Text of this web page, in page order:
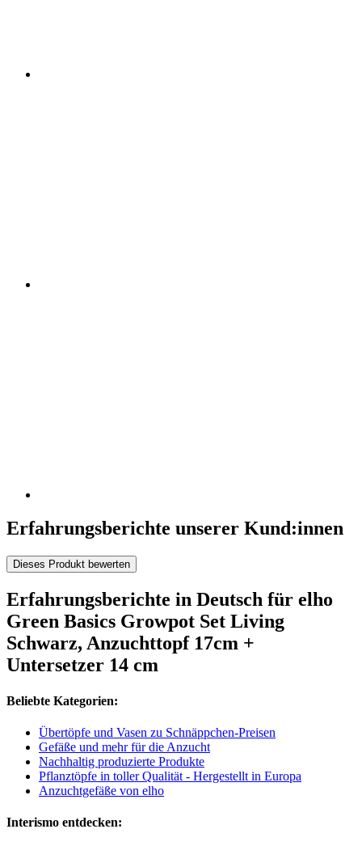
Erfahrungsberichte unserer Kund:innen
Dieses Produkt bewerten
Erfahrungsberichte in Deutsch für elho
Green Basics Growpot Set Living
Schwarz, Anzuchttopf 17cm +
Untersetzer 14 cm
Beliebte Kategorien:
Übertöpfe und Vasen zu Schnäppchen-Preisen
Gefäße und mehr für die Anzucht
Nachhaltig produzierte Produkte
Pflanztöpfe in toller Qualität - Hergestellt in Europa
Anzuchtgefäße von elho
Interismo entdecken: